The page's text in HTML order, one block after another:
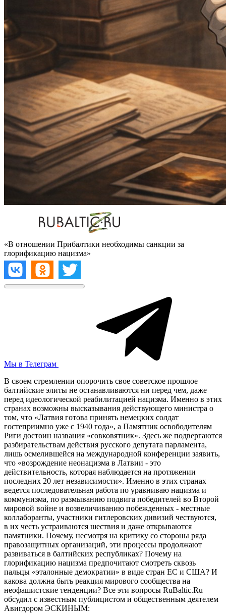
«В отношении Прибалтики необходимы санкции за
глорификацию нацизма»
Мы в Телеграм
В своем стремлении опорочить свое советское прошлое
балтийские элиты не останавливаются ни перед чем, даже
перед идеологической реабилитацией нацизма. Именно в этих
странах возможны высказывания действующего министра о
том, что «Латвия готова принять немецких солдат
гостеприимно уже с 1940 года», а Памятник освободителям
Риги достоин названия «совковятник». Здесь же подвергаются
разбирательствам действия русского депутата парламента,
лишь осмелившейся на международной конференции заявить,
что «возрождение неонацизма в Латвии - это
действительность, которая наблюдается на протяжении
последних 20 лет независимости». Именно в этих странах
ведется последовательная работа по уравниваю нацизма и
коммунизма, по размыванию подвига победителей во Второй
мировой войне и возвеличиванию побежденных - местные
коллаборанты, участники гитлеровских дивизий чествуются,
в их честь устраиваются шествия и даже открываются
памятники. Почему, несмотря на критику со стороны ряда
правозащитных организаций, эти процессы продолжают
развиваться в балтийских республиках? Почему на
глорификацию нацизма предпочитают смотреть сквозь
пальцы «эталонные демократии» в виде стран ЕС и США? И
какова должна быть реакция мирового сообщества на
неофашистские тенденции? Все эти вопросы RuBaltic.Ru
обсудил с известным публицистом и общественным деятелем
Авигдором ЭСКИНЫМ: